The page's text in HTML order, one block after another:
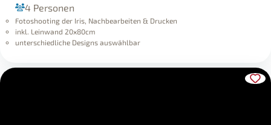
4 Personen
Fotoshooting der Iris, Nachbearbeiten & Drucken
inkl. Leinwand 20x80cm
unterschiedliche Designs auswählbar